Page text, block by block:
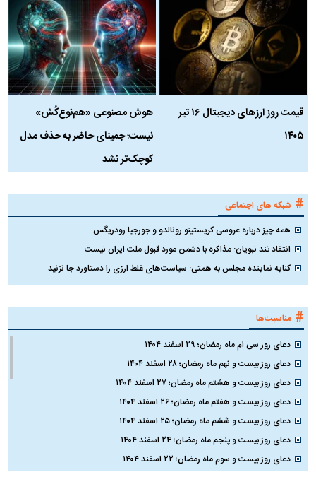
قیمت روز ارز‌های دیجیتال ۱۶ تیر
۱۴۰۵
هوش مصنوعی «هم‌نوع‌کُش»
نیست؛ جمینای حاضر به حذف مدل
کوچک‌تر نشد
# شبکه های اجتماعی
همه چیز درباره عروسی کریستینو رونالدو و جورجیا رودریگس
انتقاد تند نبویان: مذاکره با دشمن مورد قبول ملت ایران نیست
کنایه نماینده مجلس به همتی: سیاست‌های غلط ارزی را دستاورد جا نزنید
# مناسبت‌ها
دعای روز سی ام ماه رمضان؛ ۲۹ اسفند ۱۴۰۴
دعای روز بیست و نهم ماه رمضان؛ ۲۸ اسفند ۱۴۰۴
دعای روز بیست و هشتم ماه رمضان؛ ۲۷ اسفند ۱۴۰۴
دعای روز بیست و هفتم ماه رمضان؛ ۲۶ اسفند ۱۴۰۴
دعای روز بیست و ششم ماه رمضان؛ ۲۵ اسفند ۱۴۰۴
دعای روز بیست و پنجم ماه رمضان؛ ۲۴ اسفند ۱۴۰۴
دعای روز بیست و سوم ماه رمضان؛ ۲۲ اسفند ۱۴۰۴